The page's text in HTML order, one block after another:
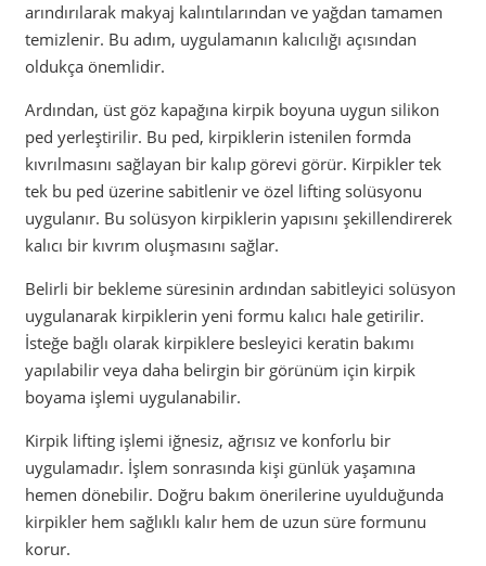
arındırılarak makyaj kalıntılarından ve yağdan tamamen
temizlenir. Bu adım, uygulamanın kalıcılığı açısından
oldukça önemlidir.
Ardından, üst göz kapağına kirpik boyuna uygun silikon
ped yerleştirilir. Bu ped, kirpiklerin istenilen formda
kıvrılmasını sağlayan bir kalıp görevi görür. Kirpikler tek
tek bu ped üzerine sabitlenir ve özel lifting solüsyonu
uygulanır. Bu solüsyon kirpiklerin yapısını şekillendirerek
kalıcı bir kıvrım oluşmasını sağlar.
Belirli bir bekleme süresinin ardından sabitleyici solüsyon
uygulanarak kirpiklerin yeni formu kalıcı hale getirilir.
İsteğe bağlı olarak kirpiklere besleyici keratin bakımı
yapılabilir veya daha belirgin bir görünüm için kirpik
boyama işlemi uygulanabilir.
Kirpik lifting işlemi iğnesiz, ağrısız ve konforlu bir
uygulamadır. İşlem sonrasında kişi günlük yaşamına
hemen dönebilir. Doğru bakım önerilerine uyulduğunda
kirpikler hem sağlıklı kalır hem de uzun süre formunu
korur.